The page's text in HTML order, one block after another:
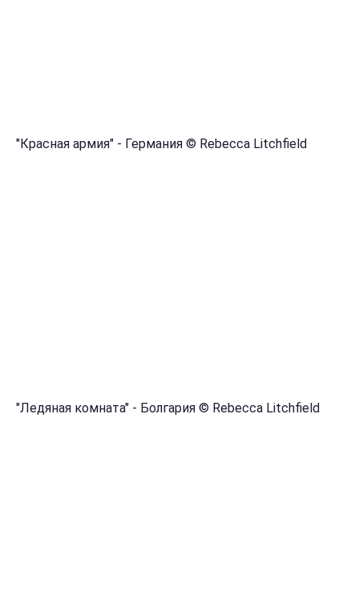
"Красная армия" - Германия © Rebecca Litchfield
"Ледяная комната" - Болгария © Rebecca Litchfield